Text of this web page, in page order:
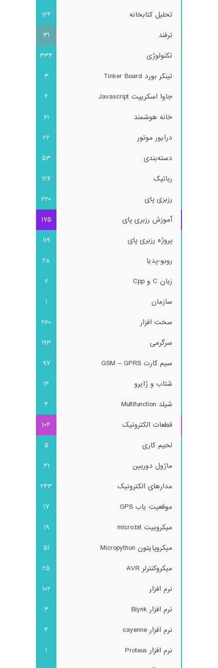
تحلیل کتابخانه
124
ترفند
31
تکنولوژی
334
تینکر بورد Tinker Board
3
جاوا اسکریپت Javascript
4
خانه هوشمند
61
درایور موتور
22
دسته‌بندی
53
رباتیک
126
رزبری پای
220
آموزش رزبری پای
175
پروژه رزبری پای
119
روبو-پدیا
28
زبان C و Cpp
2
سازمان
1
سخت افزار
260
سرگرمی
193
سیم کارت GSM – GPRS
97
شتاب و ژایرو
14
شیلد Multifunction
4
قطعات الکترونیک
104
لحیم کاری
5
ماژول دوربین
31
مدارهای الکترونیک
243
موقعیت یاب GPS
17
میکروبیت micro:bit
19
میکروپایتون Micropython
51
میکروکنترلر AVR
25
نرم افزار
102
نرم افزار Blynk
3
نرم افزار cayenne
4
نرم افزار Proteus
1